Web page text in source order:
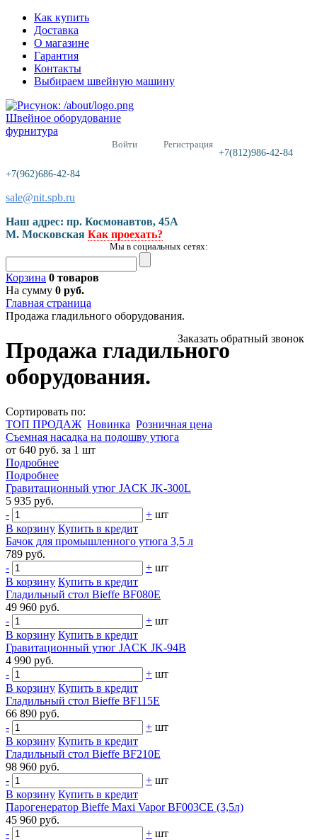
Как купить
Доставка
О магазине
Гарантия
Контакты
Выбираем швейную машину
Швейное оборудование
фурнитура
Войти Регистрация
+7(812)986-42-84
+7(962)686-42-84
sale@nit.spb.ru
Наш адрес: пр. Космонавтов, 45A
М. Московская Как проехать?
Мы в социальных сетях:
Корзина 0 товаров
На сумму 0 руб.
Заказать обратный звонок
Главная страница
Продажа гладильного оборудования.
Продажа гладильного
оборудования.
Сортировать по:
ТОП ПРОДАЖ Новинка Розничная цена
Съемная насадка на подошву утюга
от 640 руб. за 1 шт
Подробнее
Подробнее
Гравитационный утюг JACK JK-300L
5 935 руб.
-
+ шт
В корзину Купить в кредит
Бачок для промышленного утюга 3,5 л
789 руб.
-
+ шт
В корзину Купить в кредит
Гладильный стол Bieffe BF080E
49 960 руб.
-
+ шт
В корзину Купить в кредит
Гравитационный утюг JACK JK-94B
4 990 руб.
-
+ шт
В корзину Купить в кредит
Гладильный стол Bieffe BF115E
66 890 руб.
-
+ шт
В корзину Купить в кредит
Гладильный стол Bieffe BF210E
98 960 руб.
-
+ шт
В корзину Купить в кредит
Парогенератор Bieffe Maxi Vapor BF003CE (3,5л)
45 960 руб.
-
+ шт